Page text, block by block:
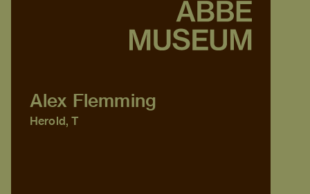
Alex Flemming
Herold, T